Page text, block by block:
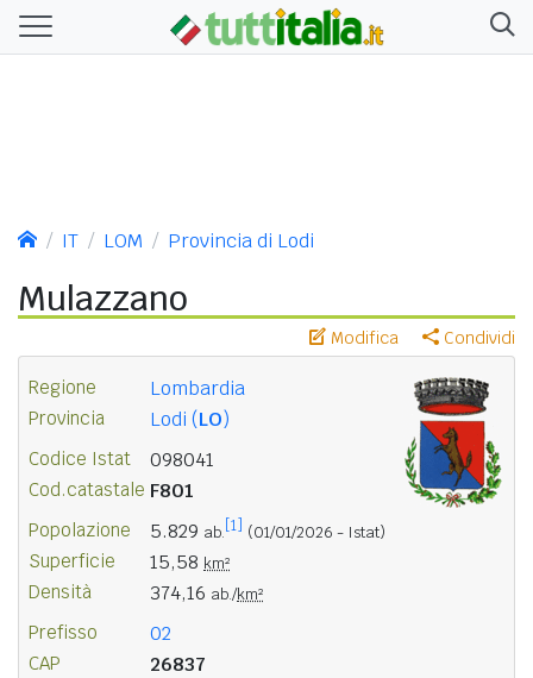
IT LOM Provincia di Lodi
Mulazzano
Modifica Condividi
Regione Lombardia
Provincia Lodi (LO)
Codice Istat 098041
Cod.catastale F801
Popolazione 5.829 ab. [1] (01/01/2026 - Istat)
Superficie 15,58 km²
Densità 374,16 ab./km²
Prefisso 02
CAP 26837